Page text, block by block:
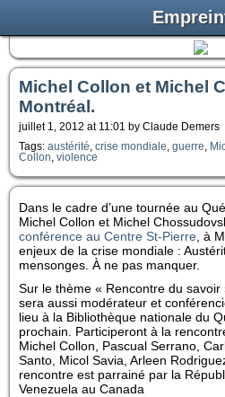
Michel Collon et Michel
Montréal.
juillet 1, 2012 at 11:01 by Claude Demers
Tags: austérité crise mondiale guerre
Collon violence
Dans le cadre d’une tournée au
Michel Collon et Michel
conférence au Centre St-Pierre , à
enjeux de la crise mondiale :
mensonges. À ne pas manquer.
Sur le thème « Rencontre du
sera aussi modérateur et
lieu à la Bibliothèque nationale du
prochain. Participeront à la
Michel Collon, Pascual Serrano,
Santo, Micol Savia, Arleen
rencontre est parrainé par la
Venezuela au Canada